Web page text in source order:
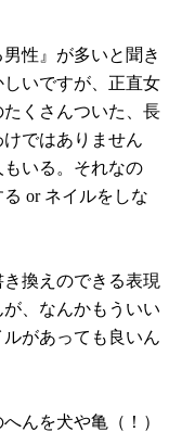
性』が多いと聞き
いですが、正直女
くさんついた、長
ではありません
いる。それなの
or ネイルをしな
換えのできる表現
、なんかもういい
があっても良いん
んを犬や亀（！）